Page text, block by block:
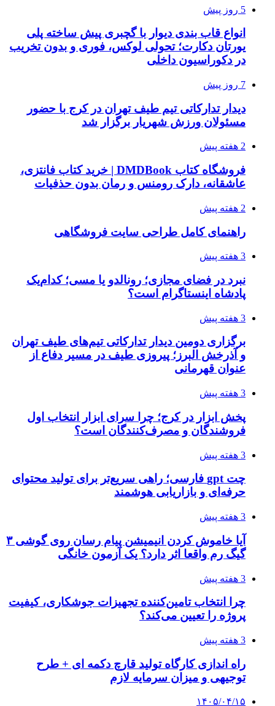
5 روز پیش
انواع قاب بندی دیوار با گچبری پیش ساخته پلی
یورتان دکارت؛ تحولی لوکس، فوری و بدون تخریب
در دکوراسیون داخلی
7 روز پیش
دیدار تدارکاتی تیم طیف تهران در کرج با حضور
مسئولان ورزش شهریار برگزار شد
2 هفته پیش
فروشگاه کتاب DMDBook | خرید کتاب فانتزی،
عاشقانه، دارک رومنس و رمان بدون حذفیات
2 هفته پیش
راهنمای کامل طراحی سایت فروشگاهی
3 هفته پیش
نبرد در فضای مجازی؛ رونالدو یا مسی؛ کدام‌یک
پادشاه اینستاگرام است؟
3 هفته پیش
برگزاری دومین دیدار تدارکاتی تیم‌های طیف تهران
و آذرخش البرز؛ پیروزی طیف در مسیر دفاع از
عنوان قهرمانی
3 هفته پیش
پخش ابزار در کرج؛ چرا سرای ابزار انتخاب اول
فروشندگان و مصرف‌کنندگان است؟
3 هفته پیش
چت gpt فارسی؛ راهی سریع‌تر برای تولید محتوای
حرفه‌ای و بازاریابی هوشمند
3 هفته پیش
آیا خاموش کردن انیمیشن پیام رسان روی گوشی ۳
گیگ رم واقعا اثر دارد؟ یک آزمون خانگی
3 هفته پیش
چرا انتخاب تامین‌کننده تجهیزات جوشکاری، کیفیت
پروژه را تعیین می‌کند؟
3 هفته پیش
راه اندازی کارگاه تولید قارچ دکمه ای + طرح
توجیهی و میزان سرمایه لازم
۱۴۰۵/۰۴/۱۵